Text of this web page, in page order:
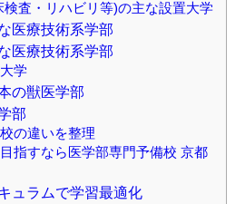
検査・リハビリ等)の主な設置大学
医療技術系学部
医療技術系学部
学
の獣医学部
部
の違いを整理
指すなら医学部専門予備校 京都
ュラムで学習最適化